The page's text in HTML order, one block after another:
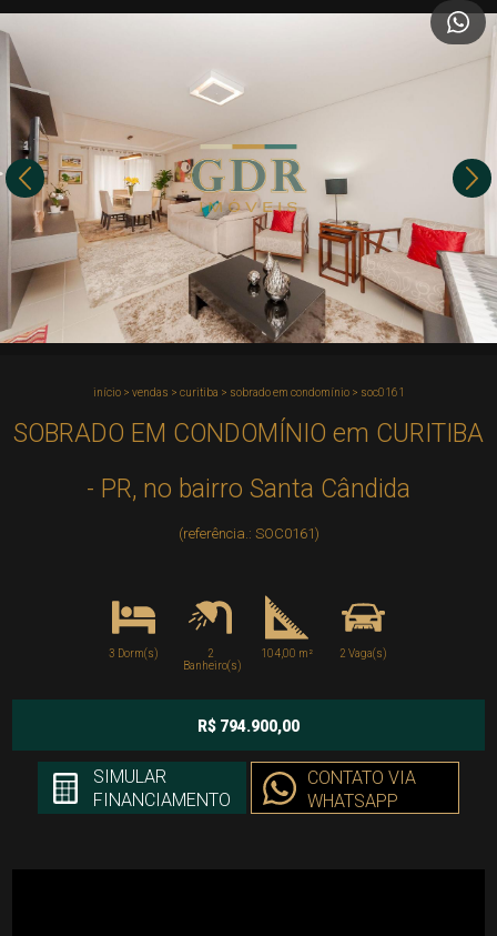
início> vendas > curitiba > sobrado em condomínio> soc0161
SOBRADO EM CONDOMÍNIO em CURITIBA
- PR, no bairro Santa Cândida
(referência.: SOC0161)
3 Dorm(s)
2
Banheiro(s)
104,00 m² 2 Vaga(s)
R$ 794.900,00
SIMULAR
FINANCIAMENTO
CONTATO VIA
WHATSAPP